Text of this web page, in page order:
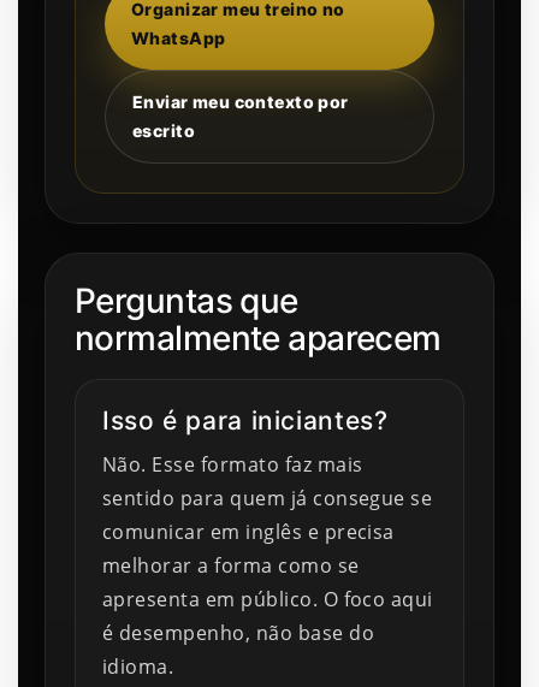
Organizar meu treino no
WhatsApp
Enviar meu contexto por
escrito
Perguntas que
normalmente aparecem
Isso é para iniciantes?
Não. Esse formato faz mais
sentido para quem já consegue se
comunicar em inglês e precisa
melhorar a forma como se
apresenta em público. O foco aqui
é desempenho, não base do
idioma.